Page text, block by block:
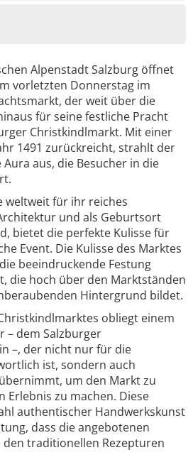
Alpenstadt Salzburg öffnet
vorletzten Donnerstag im
der weit über die
für seine festliche Pracht
Christkindlmarkt. Mit einer
1491 zurückreicht, strahlt der
aus, die Besucher in die
weltweit für ihr reiches
und als Geburtsort
bietet die perfekte Kulisse für
Event. Die Kulisse des Marktes
beeindruckende Festung
die hoch über den Marktständen
Hintergrund bildet.
obliegt einem
– dem Salzburger
–, der nicht nur für die
ist, sondern auch
um den Markt zu
Erlebnis zu machen. Diese
authentischer Handwerkskunst
dass die angebotenen
den traditionellen Rezepturen